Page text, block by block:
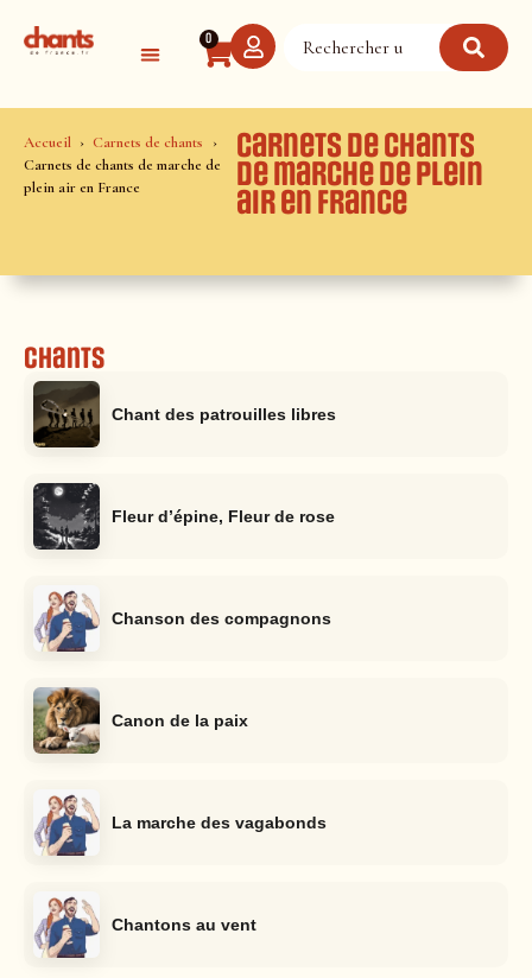
0
Accueil
Carnets de chants
Carnets de chants de marche de
plein air en France
Carnets de chants
de marche de plein
air en France
Chants
Chant des patrouilles libres
Fleur d’épine, Fleur de rose
Chanson des compagnons
Canon de la paix
La marche des vagabonds
Chantons au vent